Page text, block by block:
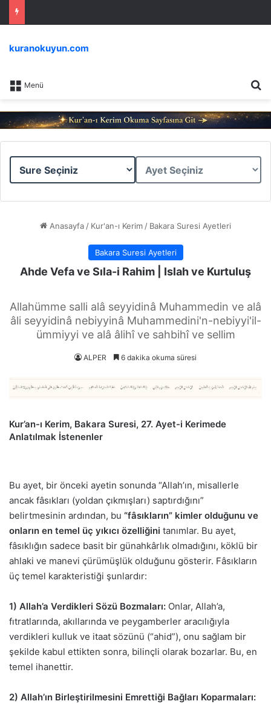
Menü
kuranokuyun.com
Sure
Ayet
Anasayfa / Kur'an-ı Kerim / Bakara Suresi Ayetleri
Bakara Suresi Ayetleri
Ahde Vefa ve Sıla-i Rahim | Islah ve Kurtuluş
Allahümme salli alâ seyyidinâ Muhammedin ve alâ
âli seyyidinâ nebiyyinâ Muhammedini'n-nebiyyi'il-
ümmiyyi ve alâ âlihî ve sahbihî ve sellim
ALPER 6 dakika okuma süresi
Kur’an-ı Kerim, Bakara Suresi, 27. Ayet-i Kerimede
Anlatılmak İstenenler
Bu ayet, bir önceki ayetin sonunda “Allah’ın, misallerle
ancak fâsıkları (yoldan çıkmışları) saptırdığını”
belirtmesinin ardından, bu “fâsıkların” kimler olduğunu ve
onların en temel üç yıkıcı özelliğini tanımlar. Bu ayet,
fâsıklığın sadece basit bir günahkârlık olmadığını, köklü bir
ahlaki ve manevi çürümüşlük olduğunu gösterir. Fâsıkların
üç temel karakteristiği şunlardır:
1) Allah’a Verdikleri Sözü Bozmaları: Onlar, Allah’a,
fıtratlarında, akıllarında ve peygamberler aracılığıyla
verdikleri kulluk ve itaat sözünü (“ahid”), onu sağlam bir
şekilde kabul ettikten sonra, bilinçli olarak bozarlar. Bu, en
temel ihanettir.
2) Allah’ın Birleştirilmesini Emrettiği Bağları Koparmaları: